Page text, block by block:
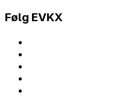
Følg EVKX